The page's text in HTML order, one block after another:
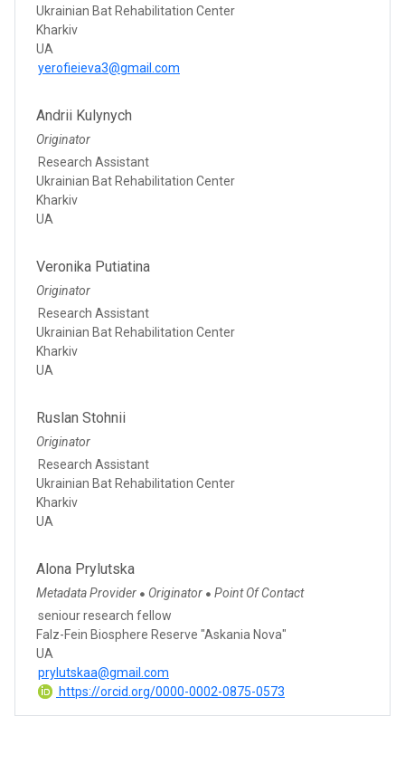
Ukrainian Bat Rehabilitation Center
Kharkiv
UA
yerofieieva3@gmail.com
Andrii Kulynych
Originator
Research Assistant
Ukrainian Bat Rehabilitation Center
Kharkiv
UA
Veronika Putiatina
Originator
Research Assistant
Ukrainian Bat Rehabilitation Center
Kharkiv
UA
Ruslan Stohnii
Originator
Research Assistant
Ukrainian Bat Rehabilitation Center
Kharkiv
UA
Alona Prylutska
Metadata Provider ● Originator ● Point Of Contact
seniour research fellow
Falz-Fein Biosphere Reserve "Askania Nova"
UA
prylutskaa@gmail.com
https://orcid.org/0000-0002-0875-0573